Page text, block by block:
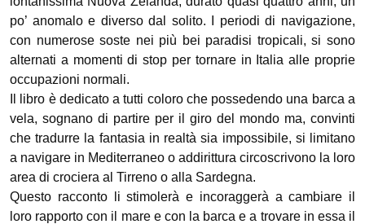
po’ anomalo e diverso dal solito. I periodi di navigazione,
con numerose soste nei più bei paradisi tropicali, si sono
alternati a momenti di stop per tornare in Italia alle proprie
occupazioni normali.
Il libro è dedicato a tutti coloro che possedendo una barca a
vela, sognano di partire per il giro del mondo ma, convinti
che tradurre la fantasia in realtà sia impossibile, si limitano
a navigare in Mediterraneo o addirittura circoscrivono la loro
area di crociera al Tirreno o alla Sardegna.
Questo racconto li stimolerà e incoraggerà a cambiare il
loro rapporto con il mare e con la barca e a trovare in essa il